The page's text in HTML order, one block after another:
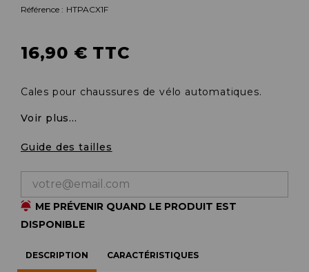
Référence : HTPACX1F
16,90 € TTC
Cales pour chaussures de vélo automatiques.
Voir plus...
Guide des tailles
ME PRÉVENIR QUAND LE PRODUIT EST
DISPONIBLE
DESCRIPTION CARACTÉRISTIQUES